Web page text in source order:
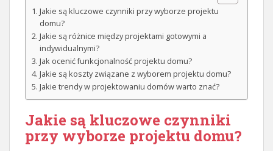
Jakie są kluczowe czynniki przy wyborze projektu
domu?
Jakie są różnice między projektami gotowymi a
indywidualnymi?
Jak ocenić funkcjonalność projektu domu?
Jakie są koszty związane z wyborem projektu domu?
Jakie trendy w projektowaniu domów warto znać?
Jakie są kluczowe czynniki
przy wyborze projektu domu?